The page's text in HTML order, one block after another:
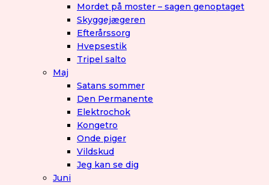
Mordet på moster – sagen genoptaget
Skyggejægeren
Efterårssorg
Hvepsestik
Tripel salto
Maj
Satans sommer
Den Permanente
Elektrochok
Kongetro
Onde piger
Vildskud
Jeg kan se dig
Juni